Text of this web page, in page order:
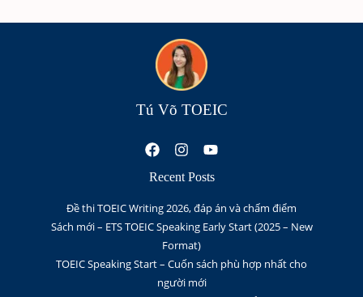
Tú Võ TOEIC
Recent Posts
Đề thi TOEIC Writing 2026, đáp án và chấm điểm
Sách mới – ETS TOEIC Speaking Early Start (2025 – New
Format)
TOEIC Speaking Start – Cuốn sách phù hợp nhất cho
người mới